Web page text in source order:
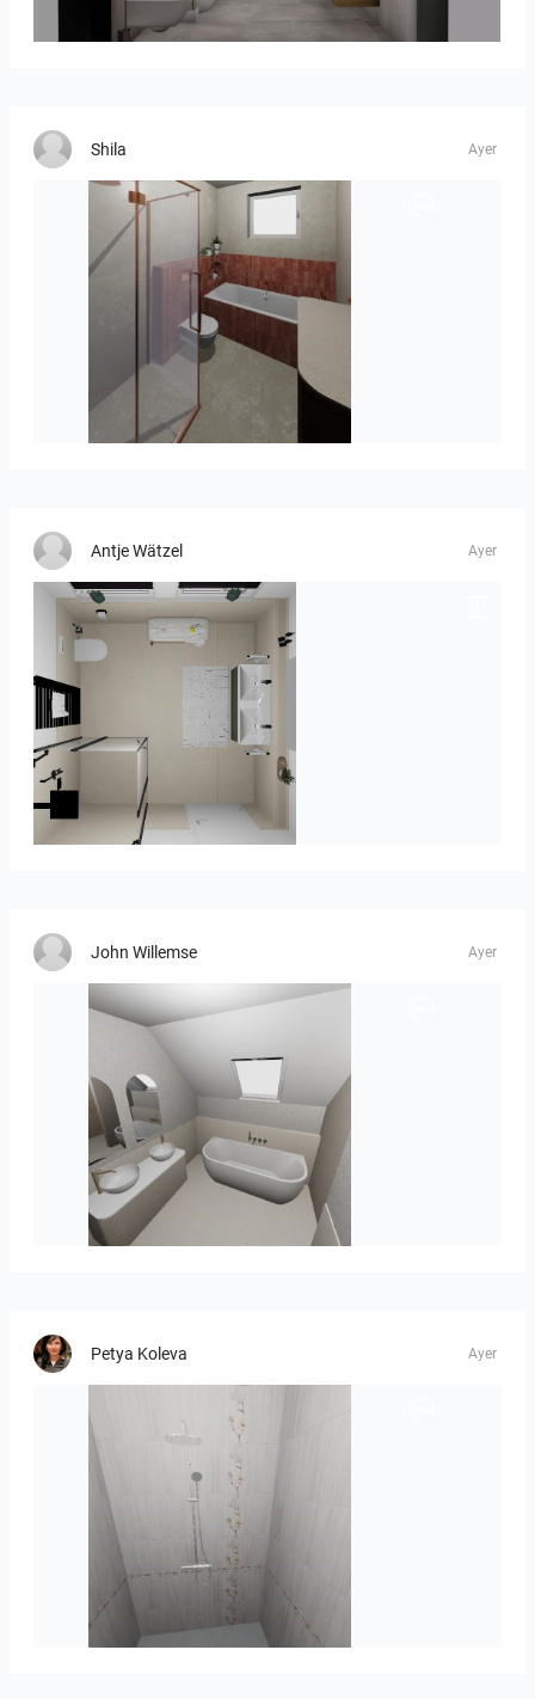
Shila Ayer
Jorik_en_Laure_10723-01
Antje Wätzel Ayer
Seidel Kinder
John Willemse Ayer
Hoekstra_-_John_badkamer-01
Petya Koleva Ayer
Daniela_Onova_pastel_7-01